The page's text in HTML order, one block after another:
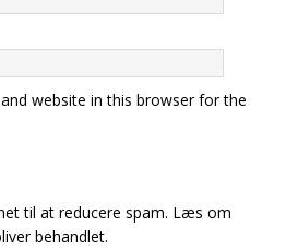
website in this browser for the
til at reducere spam. Læs om
behandlet.